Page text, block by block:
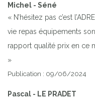
Michel - Séné
« N’hésitez pas c’est
vie repas équipements
rapport qualité prix en ce
»
Publication : 09/06/2024
Pascal - LE PRADET